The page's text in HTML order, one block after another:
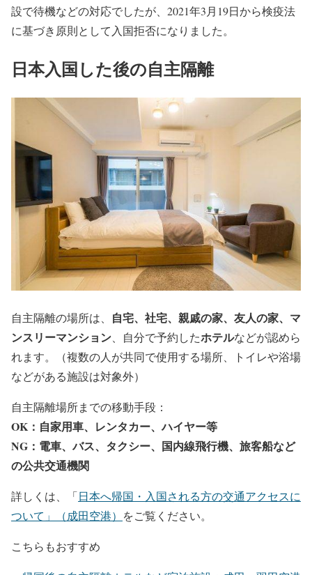
設で待機などの対応でしたが、2021年3月19日から検疫法
に基づき原則として入国拒否になりました。
日本入国した後の自主隔離
自主隔離の場所は、 自宅、社宅、親戚の家、友人の家、マ
ンスリーマンション 、自分で予約したホテルなどが認めら
れます。（複数の人が共同で使用する場所、トイレや浴場
などがある施設は対象外）
自主隔離場所までの移動手段：
OK ：自家用車、レンタカー、ハイヤー等
NG ：電車、バス、タクシー、国内線飛行機、旅客船など
の公共交通機関
詳しくは、「日本へ帰国・入国される方の交通アクセスに
ついて」（成田空港） をご覧ください。
こちらもおすすめ